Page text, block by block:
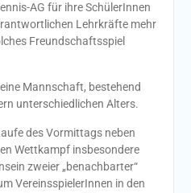
AG für ihre SchülerInnen
Lehrkräfte mehr
Freundschaftsspiel
Mannschaft, bestehend
unterschiedlichen Alters.
des Vormittags neben
Wettkampf insbesondere
zweier „benachbarter“
VereinsspielerInnen in den